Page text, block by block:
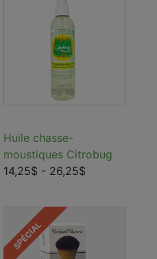
Huile chasse-
moustiques Citrobug
14,25$ - 26,25$
SPÉCIAL